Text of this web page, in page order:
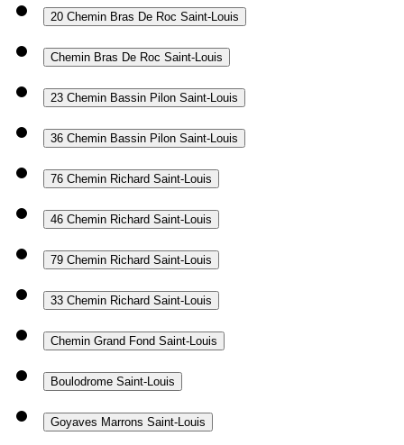
20 Chemin Bras De Roc Saint-Louis
Chemin Bras De Roc Saint-Louis
23 Chemin Bassin Pilon Saint-Louis
36 Chemin Bassin Pilon Saint-Louis
76 Chemin Richard Saint-Louis
46 Chemin Richard Saint-Louis
79 Chemin Richard Saint-Louis
33 Chemin Richard Saint-Louis
Chemin Grand Fond Saint-Louis
Boulodrome Saint-Louis
Goyaves Marrons Saint-Louis